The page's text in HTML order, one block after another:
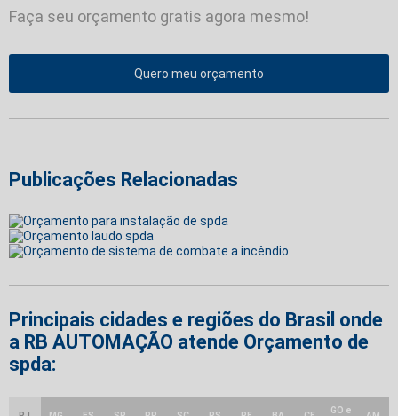
Faça seu orçamento gratis agora mesmo!
Quero meu orçamento
Publicações Relacionadas
Principais cidades e regiões do Brasil onde
a RB AUTOMAÇÃO atende Orçamento de
spda:
GO e